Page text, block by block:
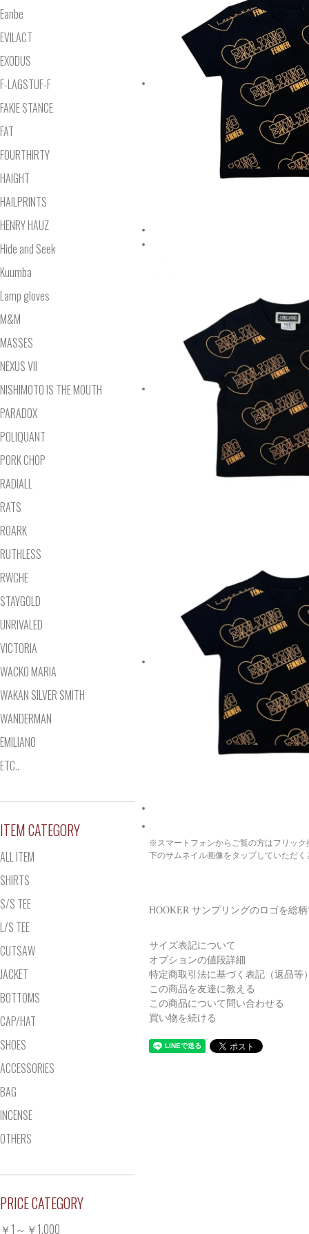
※スマートフォンからご覧の方はフリック
下のサムネイル画像をタップしていただ
HOOKER サンプリングのロゴを総
サイズ表記について
オプションの値段詳細
特定商取引法に基づく表記（返品等
この商品を友達に教える
この商品について問い合わせる
買い物を続ける
Eanbe
EVILACT
EXODUS
F-LAGSTUF-F
FAKIE STANCE
FAT
FOURTHIRTY
HAIGHT
HAILPRINTS
HENRY HAUZ
Hide and Seek
Kuumba
Lamp gloves
M&M
MASSES
NEXUS VII
NISHIMOTO IS THE MOUTH
PARADOX
POLIQUANT
PORK CHOP
RADIALL
RATS
ROARK
RUTHLESS
RWCHE
STAYGOLD
UNRIVALED
VICTORIA
WACKO MARIA
WAKAN SILVER SMITH
WANDERMAN
EMILIANO
ETC..
ITEM CATEGORY
ALL ITEM
SHIRTS
S/S TEE
L/S TEE
CUTSAW
JACKET
BOTTOMS
CAP/HAT
SHOES
ACCESSORIES
BAG
INCENSE
OTHERS
PRICE CATEGORY
￥1～￥1,000